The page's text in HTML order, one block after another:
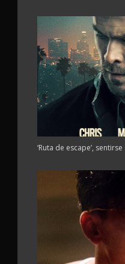
‘Ruta de escape’,